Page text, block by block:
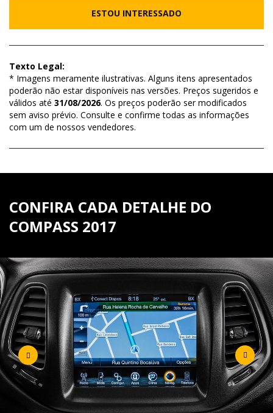
ESTOU INTERESSADO
Texto Legal:
* Imagens meramente ilustrativas. Alguns itens apresentados
poderão não estar disponíveis nas versões. Preços sugeridos e
válidos até 31/08/2026. Os preços poderão ser modificados
sem aviso prévio. Consulte e confirme todas as informações
com um de nossos vendedores.
CONFIRA CADA DETALHE DO
COMPASS 2017